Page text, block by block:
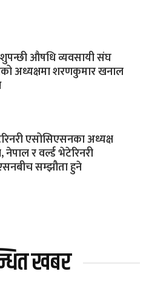
औषधि व्यवसायी संघ
अध्यक्षमा शरणकुमार खनाल
एसोसिएसनका अध्यक्ष
नेपाल र वर्ल्ड भेटेरिनरी
सम्झौता हुने
खबर